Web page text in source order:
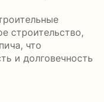
строительство,
что
и долговечность